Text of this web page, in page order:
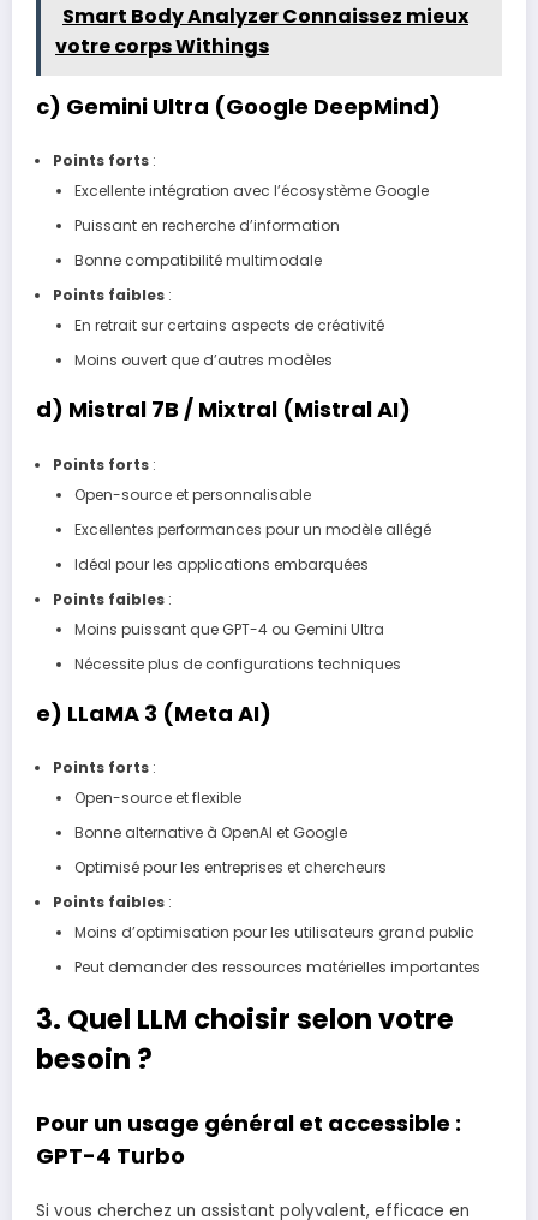
Smart Body Analyzer Connaissez mieux
votre corps Withings
c) Gemini Ultra (Google DeepMind)
Points forts:
Excellente intégration avec l’écosystème Google
Puissant en recherche d’information
Bonne compatibilité multimodale
Points faibles:
En retrait sur certains aspects de créativité
Moins ouvert que d’autres modèles
d) Mistral 7B / Mixtral (Mistral AI)
Points forts:
Open-source et personnalisable
Excellentes performances pour un modèle allégé
Idéal pour les applications embarquées
Points faibles:
Moins puissant que GPT-4 ou Gemini Ultra
Nécessite plus de configurations techniques
e) LLaMA 3 (Meta AI)
Points forts:
Open-source et flexible
Bonne alternative à OpenAI et Google
Optimisé pour les entreprises et chercheurs
Points faibles:
Moins d’optimisation pour les utilisateurs grand public
Peut demander des ressources matérielles importantes
3. Quel LLM choisir selon votre
besoin ?
Pour un usage général et accessible :
GPT-4 Turbo
Si vous cherchez un assistant polyvalent, efficace en